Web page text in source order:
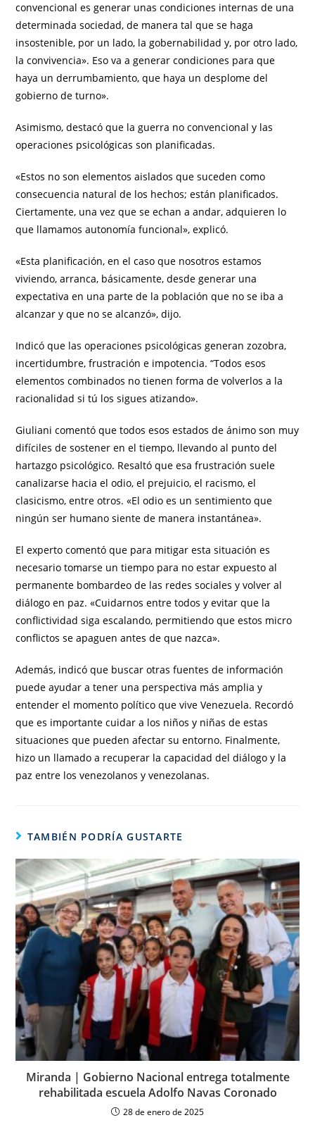
convencional es generar unas condiciones internas de una
determinada sociedad, de manera tal que se haga
insostenible, por un lado, la gobernabilidad y, por otro lado,
la convivencia». Eso va a generar condiciones para que
haya un derrumbamiento, que haya un desplome del
gobierno de turno».
Asimismo, destacó que la guerra no convencional y las
operaciones psicológicas son planificadas.
«Estos no son elementos aislados que suceden como
consecuencia natural de los hechos; están planificados.
Ciertamente, una vez que se echan a andar, adquieren lo
que llamamos autonomía funcional», explicó.
«Esta planificación, en el caso que nosotros estamos
viviendo, arranca, básicamente, desde generar una
expectativa en una parte de la población que no se iba a
alcanzar y que no se alcanzó», dijo.
Indicó que las operaciones psicológicas generan zozobra,
incertidumbre, frustración e impotencia. “Todos esos
elementos combinados no tienen forma de volverlos a la
racionalidad si tú los sigues atizando».
Giuliani comentó que todos esos estados de ánimo son muy
difíciles de sostener en el tiempo, llevando al punto del
hartazgo psicológico. Resaltó que esa frustración suele
canalizarse hacia el odio, el prejuicio, el racismo, el
clasicismo, entre otros. «El odio es un sentimiento que
ningún ser humano siente de manera instantánea».
El experto comentó que para mitigar esta situación es
necesario tomarse un tiempo para no estar expuesto al
permanente bombardeo de las redes sociales y volver al
diálogo en paz. «Cuidarnos entre todos y evitar que la
conflictividad siga escalando, permitiendo que estos micro
conflictos se apaguen antes de que nazca».
Además, indicó que buscar otras fuentes de información
puede ayudar a tener una perspectiva más amplia y
entender el momento político que vive Venezuela. Recordó
que es importante cuidar a los niños y niñas de estas
situaciones que pueden afectar su entorno. Finalmente,
hizo un llamado a recuperar la capacidad del diálogo y la
paz entre los venezolanos y venezolanas.
TAMBIÉN PODRÍA GUSTARTE
Miranda | Gobierno Nacional entrega totalmente
rehabilitada escuela Adolfo Navas Coronado
28 de enero de 2025